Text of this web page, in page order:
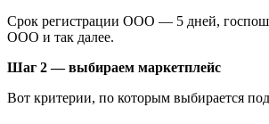
Срок регистрации ООО — 5 дней,
ООО и так далее.
Шаг 2 — выбираем маркетплейс
Вот критерии, по которым выбирается